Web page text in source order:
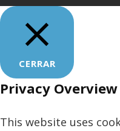
CERRAR
Privacy Overview
This website uses